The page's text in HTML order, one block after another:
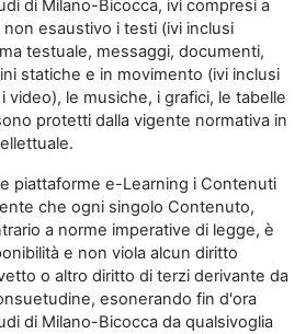
di Milano-Bicocca, ivi compresi a
esaustivo i testi (ivi inclusi
testuale, messaggi, documenti,
statiche e in movimento (ivi inclusi
video), le musiche, i grafici, le tabelle
protetti dalla vigente normativa in
piattaforme e-Learning i Contenuti
che ogni singolo Contenuto,
a norme imperative di legge, è
e non viola alcun diritto
o altro diritto di terzi derivante da
esonerando fin d'ora
di Milano-Bicocca da qualsivoglia